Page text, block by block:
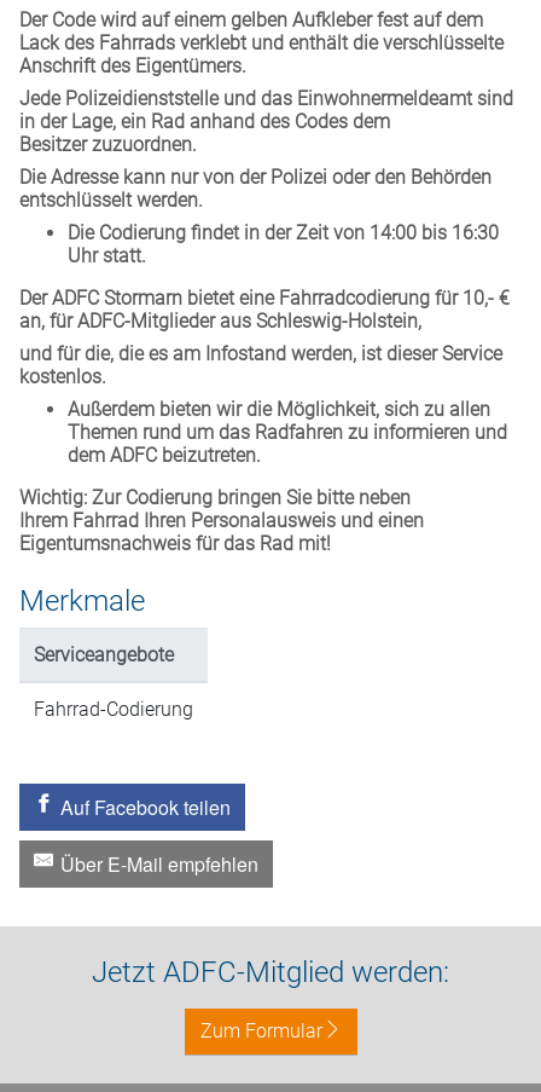
Der Code wird auf einem gelben Aufkleber fest auf dem
Lack des Fahrrads verklebt und enthält die verschlüsselte
Anschrift des Eigentümers.
Jede Polizeidienststelle und das Einwohnermeldeamt sind
in der Lage, ein Rad anhand des Codes dem
Besitzer zuzuordnen.
Die Adresse kann nur von der Polizei oder den Behörden
entschlüsselt werden.
Die Codierung findet in der Zeit von 14:00 bis 16:30
Uhr statt.
Der ADFC Stormarn bietet eine Fahrradcodierung für 10,- €
an, für ADFC-Mitglieder aus Schleswig-Holstein,
und für die, die es am Infostand werden, ist dieser Service
kostenlos.
Außerdem bieten wir die Möglichkeit, sich zu allen
Themen rund um das Radfahren zu informieren und
dem ADFC beizutreten.
Wichtig: Zur Codierung bringen Sie bitte neben
Ihrem Fahrrad Ihren Personalausweis und einen
Eigentumsnachweis für das Rad mit!
Merkmale
Serviceangebote
Fahrrad-Codierung
Auf Facebook teilen
Über E-Mail empfehlen
Jetzt ADFC-Mitglied werden:
Zum Formular